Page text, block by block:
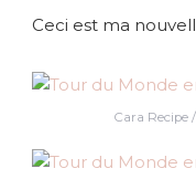
Ceci est ma
Cara Recipe